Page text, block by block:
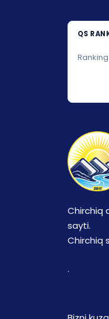
QS
Chirchiq
sayti.
Chirchiq
.